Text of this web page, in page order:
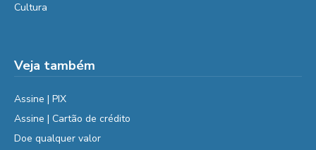
Cultura
Veja também
Assine | PIX
Assine | Cartão de crédito
Doe qualquer valor